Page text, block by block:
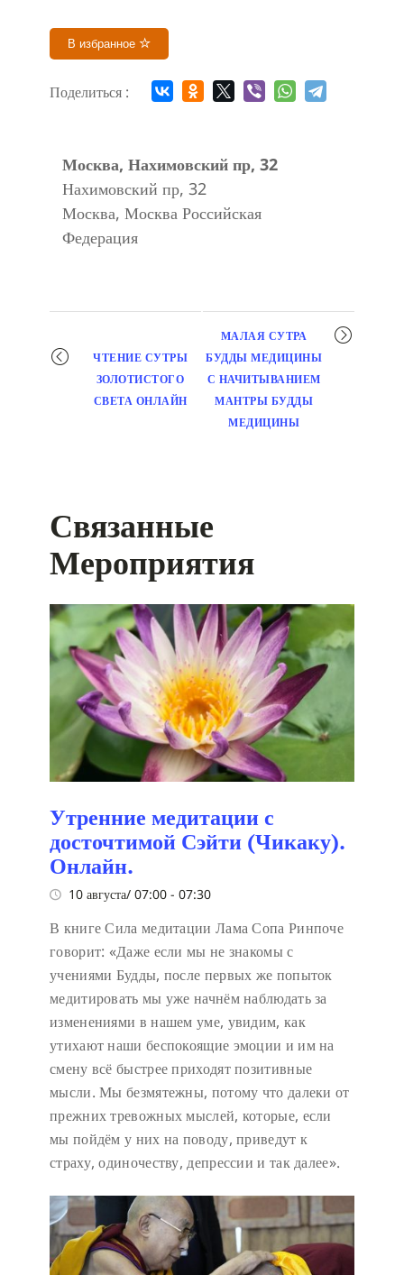
В избранное
Поделиться :
Москва, Нахимовский пр, 32
Нахимовский пр, 32
Москва, Москва Российская
Федерация
Мероприятие
навигация
ЧТЕНИЕ СУТРЫ
ЗОЛОТИСТОГО
СВЕТА ОНЛАЙН
МАЛАЯ СУТРА
БУДДЫ МЕДИЦИНЫ
С НАЧИТЫВАНИЕМ
МАНТРЫ БУДДЫ
МЕДИЦИНЫ
Связанные
Мероприятия
Утренние медитации с
досточтимой Сэйти (Чикаку).
Онлайн.
10 августа/ 07:00 - 07:30
В книге Сила медитации Лама Сопа Ринпоче
говорит: «Даже если мы не знакомы с
учениями Будды, после первых же попыток
медитировать мы уже начнём наблюдать за
изменениями в нашем уме, увидим, как
утихают наши беспокоящие эмоции и им на
смену всё быстрее приходят позитивные
мысли. Мы безмятежны, потому что далеки от
прежних тревожных мыслей, которые, если
мы пойдём у них на поводу, приведут к
страху, одиночеству, депрессии и так далее».